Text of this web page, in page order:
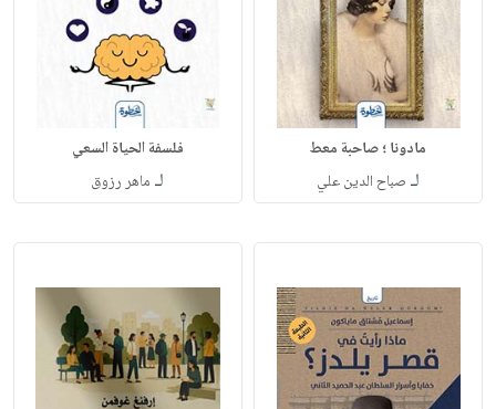
مادونا ؛ صاحبة معط
لـ صباح الدين علي
فلسفة الحياة السعي
لـ ماهر رزوق